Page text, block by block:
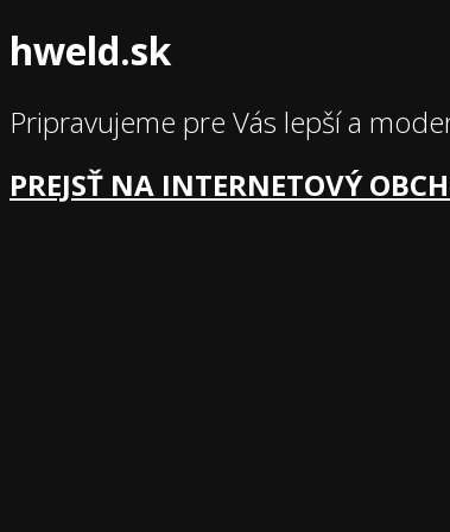
hweld.sk
Pripravujeme pre Vás lepší a
PREJSŤ NA INTERNETOVÝ